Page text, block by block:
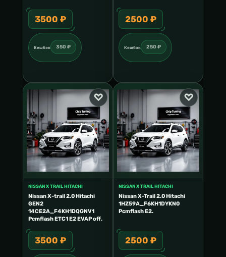
3500 ₽
Кешбэк 350 ₽
2500 ₽
Кешбэк 250 ₽
NISSAN X TRAIL HITACHI
Nissan X-trail 2.0 Hitachi
GEN2
14CE2A_F4KH1DQGNV1
Pcmflash ETC1 E2 EVAP off.
3500 ₽
NISSAN X TRAIL HITACHI
Nissan X-Trail 2.0 Hitachi
1HZ59A_F6KH1DYKN0
Pcmflash E2.
2500 ₽